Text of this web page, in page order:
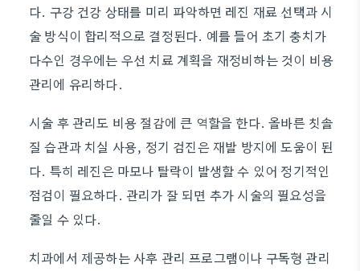
다. 구강 건강 상태를 미리 파악하면 레진 재료 선택과 시
술 방식이 합리적으로 결정된다. 예를 들어 초기 충치가
다수인 경우에는 우선 치료 계획을 재정비하는 것이 비용
관리에 유리하다.
시술 후 관리도 비용 절감에 큰 역할을 한다. 올바른 칫솔
질 습관과 치실 사용, 정기 검진은 재발 방지에 도움이 된
다. 특히 레진은 마모나 탈락이 발생할 수 있어 정기적인
점검이 필요하다. 관리가 잘 되면 추가 시술의 필요성을
줄일 수 있다.
치과에서 제공하는 사후 관리 프로그램이나 구독형 관리